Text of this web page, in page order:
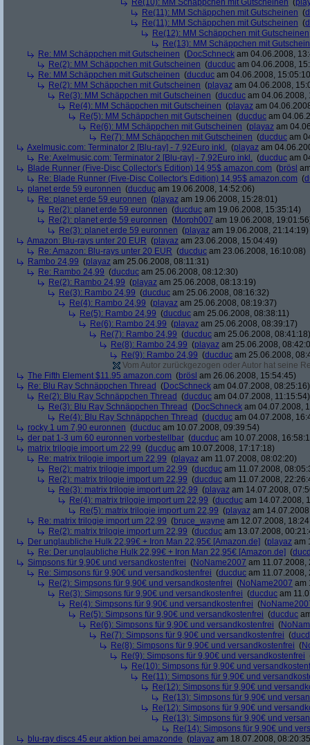
Re(10): MM Schäppchen mit Gutscheinen (
Re(11): MM Schäppchen mit Gutscheinen (
Re(11): MM Schäppchen mit Gutscheinen (
Re(12): MM Schäppchen mit Gutscheinen
Re(13): MM Schäppchen mit
Re: MM Schäppchen mit Gutscheinen (DocSchneck am 04.06.2008,
Re(2): MM Schäppchen mit Gutscheinen (ducduc am 04.06.2008,
Re: MM Schäppchen mit Gutscheinen (ducduc am 04.06.2008,
Re(2): MM Schäppchen mit Gutscheinen (playaz am 04.06.2008,
Re(3): MM Schäppchen mit Gutscheinen (ducduc am 04.06.2008,
Re(4): MM Schäppchen mit Gutscheinen (playaz am
Re(5): MM Schäppchen mit Gutscheinen (ducduc am
Re(6): MM Schäppchen mit Gutscheinen (playaz am
Re(7): MM Schäppchen mit Gutscheinen (ducduc am
Axelmusic.com: Terminator 2 [Blu-ray] - 7,92Euro inkl. (playaz am
Re: Axelmusic.com: Terminator 2 [Blu-ray] - 7,92Euro inkl. (ducduc am
Blade Runner (Five-Disc Collector's Edition) 14,95$ amazon.com (brösl
Re: Blade Runner (Five-Disc Collector's Edition) 14,95$ amazon.com (
planet erde 59 euronnen (ducduc am 19.06.2008, 14:52:06)
Re: planet erde 59 euronnen (playaz am 19.06.2008, 15:28:01)
Re(2): planet erde 59 euronnen (ducduc am 19.06.2008, 15:35:14)
Re(2): planet erde 59 euronnen (Morph007 am 19.06.2008,
Re(3): planet erde 59 euronnen (playaz am 19.06.2008, 21:14:19)
Amazon: Blu-rays unter 20 EUR (playaz am 23.06.2008, 15:04:49)
Re: Amazon: Blu-rays unter 20 EUR (ducduc am 23.06.2008, 16:10:08)
Rambo 24,99 (playaz am 25.06.2008, 08:11:31)
Re: Rambo 24,99 (ducduc am 25.06.2008, 08:12:30)
Re(2): Rambo 24,99 (playaz am 25.06.2008, 08:13:19)
Re(3): Rambo 24,99 (ducduc am 25.06.2008, 08:16:32)
Re(4): Rambo 24,99 (playaz am 25.06.2008, 08:19:37)
Re(5): Rambo 24,99 (ducduc am 25.06.2008, 08:38:11)
Re(6): Rambo 24,99 (playaz am 25.06.2008, 08:39:17)
Re(7): Rambo 24,99 (ducduc am 25.06.2008, 08:41:18)
Re(8): Rambo 24,99 (playaz am 25.06.2008,
Re(9): Rambo 24,99 (ducduc am 25.06.2008,
Vom Autor zurückgezogen oder Autor hat seine
The Fifth Element $11.95 amazon.com (brösl am 26.06.2008, 15:54:45)
Re: Blu Ray Schnäppchen Thread (DocSchneck am 04.07.2008, 08:25:16)
Re(2): Blu Ray Schnäppchen Thread (ducduc am 04.07.2008, 11:15:54)
Re(3): Blu Ray Schnäppchen Thread (DocSchneck am 04.07.2008,
Re(4): Blu Ray Schnäppchen Thread (ducduc am 04.07.2008,
rocky 1 um 7,90 euronnen (ducduc am 10.07.2008, 09:39:54)
der pat 1-3 um 60 euronnen vorbestellbar (ducduc am 10.07.2008,
matrix trilogie import um 22,99 (ducduc am 10.07.2008, 17:17:18)
Re: matrix trilogie import um 22,99 (playaz am 11.07.2008, 08:02:20)
Re(2): matrix trilogie import um 22,99 (ducduc am 11.07.2008,
Re(2): matrix trilogie import um 22,99 (ducduc am 11.07.2008,
Re(3): matrix trilogie import um 22,99 (playaz am 14.07.2008,
Re(4): matrix trilogie import um 22,99 (ducduc am 14.07.2008,
Re(5): matrix trilogie import um 22,99 (playaz am
Re: matrix trilogie import um 22,99 (bruce_wayne am 12.07.2008,
Re(2): matrix trilogie import um 22,99 (ducduc am 13.07.2008,
Der unglaubliche Hulk 22,99€ + Iron Man 22,95€ [Amazon.de] (playaz am
Re: Der unglaubliche Hulk 22,99€ + Iron Man 22,95€ [Amazon.de] (
Simpsons für 9,90€ und versandkostenfrei (NoName2007 am 11.07.2008,
Re: Simpsons für 9,90€ und versandkostenfrei (ducduc am 11.07.2008,
Re(2): Simpsons für 9,90€ und versandkostenfrei (NoName2007 am
Re(3): Simpsons für 9,90€ und versandkostenfrei (ducduc am
Re(4): Simpsons für 9,90€ und versandkostenfrei (
Re(5): Simpsons für 9,90€ und versandkostenfrei (ducduc
Re(6): Simpsons für 9,90€ und versandkostenfrei (
Re(7): Simpsons für 9,90€ und versandkostenfrei (
Re(8): Simpsons für 9,90€ und versandkostenfrei (
Re(9): Simpsons für 9,90€ und versandkostenfrei
Re(10): Simpsons für 9,90€ und
Re(11): Simpsons für 9,90€ und
Re(12): Simpsons für 9,90€ und
Re(13): Simpsons für 9,90€ und
Re(12): Simpsons für 9,90€ und
Re(13): Simpsons für 9,90€ und
Re(14): Simpsons für 9,90€ und
blu-ray discs 45 eur aktion bei amazonde (playaz am 18.07.2008,